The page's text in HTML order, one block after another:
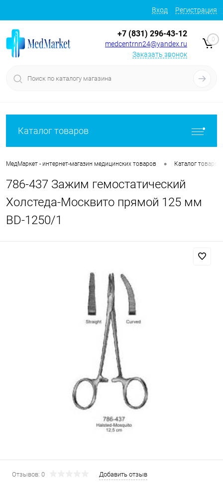
Вход Регистрация
+7 (831) 296-43-12
medcentrnn24@yandex.ru
Заказать звонок
0
Каталог товаров
МедМаркет - интернет-магазин медицинских товаров • Каталог товаров
786-437 Зажим гемостатический
Холстеда-Москвито прямой 125 мм
BD-1250/1
Отзывов: 0 Добавить отзыв